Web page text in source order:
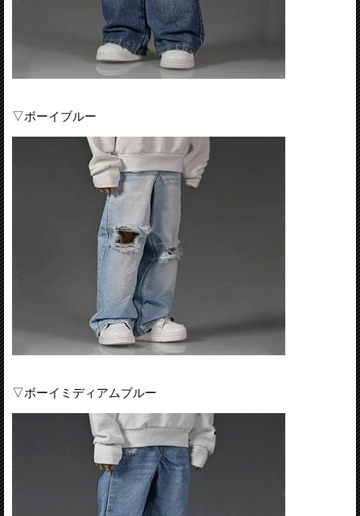
▽ボーイブルー
▽ボーイミディアムブルー